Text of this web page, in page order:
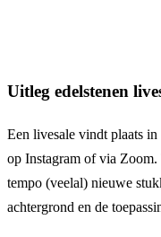
Uitleg edelstenen
Een livesale vindt plaats
op Instagram of via
tempo (veelal) nieuwe
achtergrond en de